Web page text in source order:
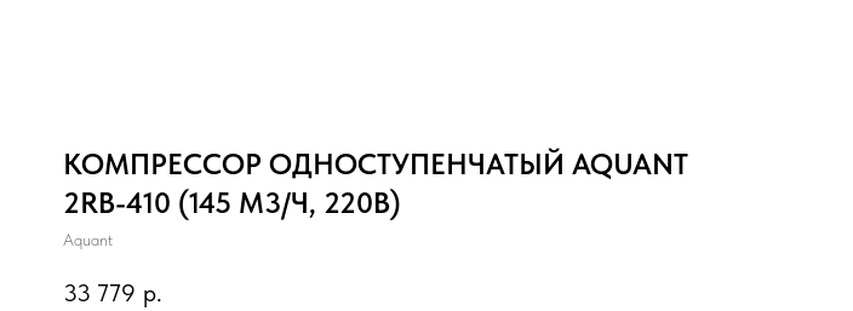
КОМПРЕССОР ОДНОСТУПЕНЧАТЫЙ AQUANT
2RB-410 (145 М3/Ч, 220В)
Aquant
33 779 р.